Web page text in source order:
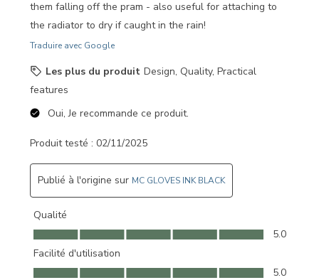
them falling off the pram - also useful for attaching to
the radiator to dry if caught in the rain!
Traduire avec Google
Les plus du produit Design, Quality, Practical
features
Oui, Je recommande ce produit.
Produit testé : 02/11/2025
Publié à l'origine sur MC GLOVES INK BLACK
Qualité
Qualité, 5.0 sur 5
5.0
Facilité d'utilisation
Facilité d'utilisation, 5.0 sur 5
5.0